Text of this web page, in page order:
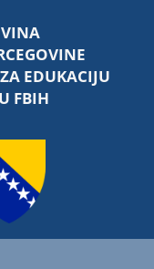
EDUKACIJU
FBIH